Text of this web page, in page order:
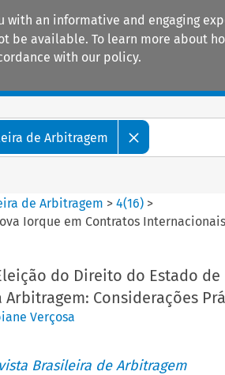
with an informative and engaging
be available. To learn more about
with our policy.
de Arbitragem
de Arbitragem >4(16) >
Iorque em Contratos
do Direito do Estado
Arbitragem: Considerações
Verçosa
Brasileira de Arbitragem